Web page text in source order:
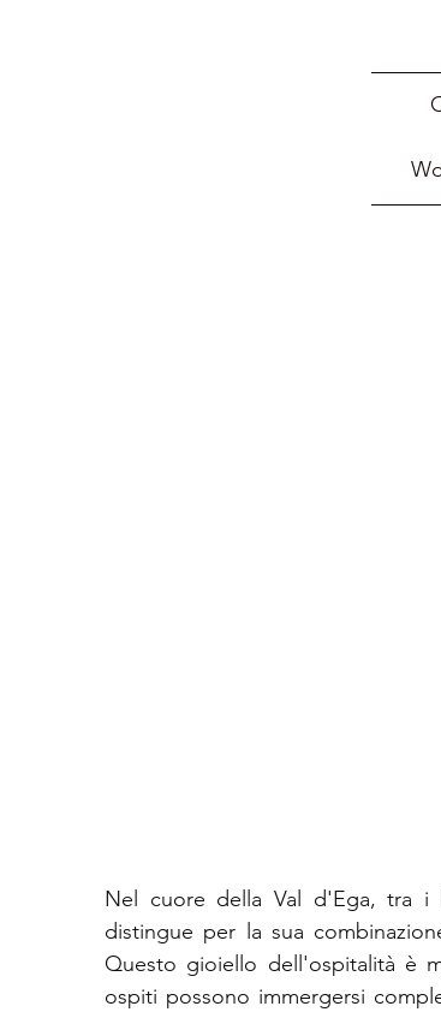
Nel cuore della Val d'Ega, tra
distingue per la sua
Questo gioiello dell'ospitalità è
ospiti possono immergersi